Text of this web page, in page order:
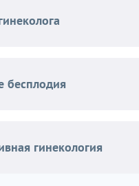
бесплодия
гинекология